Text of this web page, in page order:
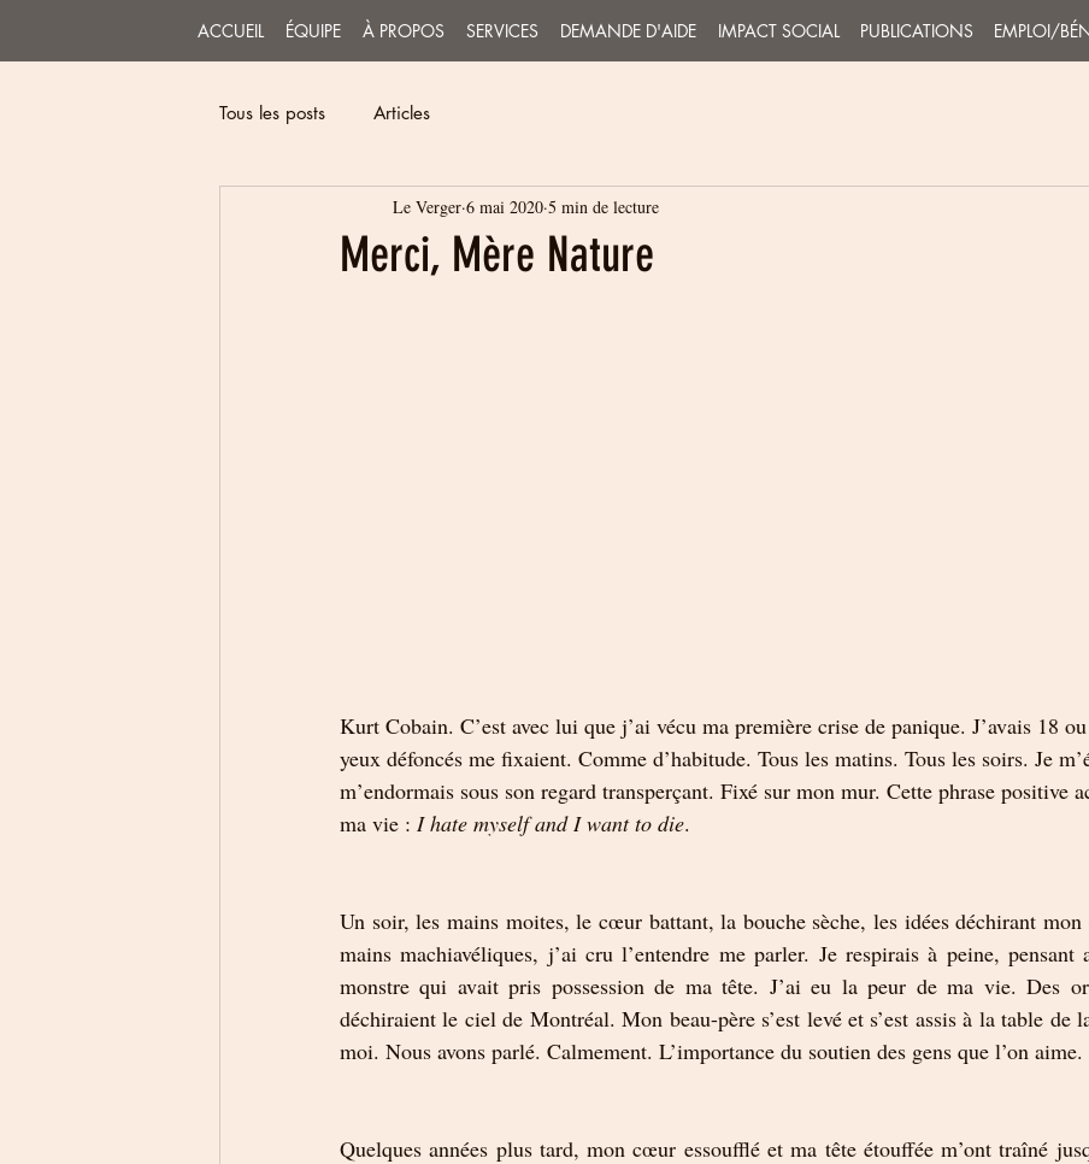
ACCUEIL ÉQUIPE À PROPOS SERVICES DEMANDE D'AIDE IMPACT SOCIAL PUBLICATIONS EMPLOI/
Tous les posts Articles
Merci, Mère Nature
Le Verger 6 mai 2020 5 min de lecture
Kurt Cobain. C’est avec lui que j’ai vécu ma première crise de panique. J’avais 18
yeux défoncés me fixaient. Comme d’habitude. Tous les matins. Tous les soirs. Je
m’endormais sous son regard transperçant. Fixé sur mon mur. Cette phrase positive
ma vie : I hate myself and I want to die.
Un soir, les mains moites, le cœur battant, la bouche sèche, les idées déchirant mon
mains machiavéliques, j’ai cru l’entendre me parler. Je respirais à peine, pensant
monstre qui avait pris possession de ma tête. J’ai eu la peur de ma vie. Des
déchiraient le ciel de Montréal. Mon beau-père s’est levé et s’est assis à la table de
moi. Nous avons parlé. Calmement. L’importance du soutien des gens que l’on aime.
Quelques années plus tard, mon cœur essoufflé et ma tête étouffée m’ont traîné